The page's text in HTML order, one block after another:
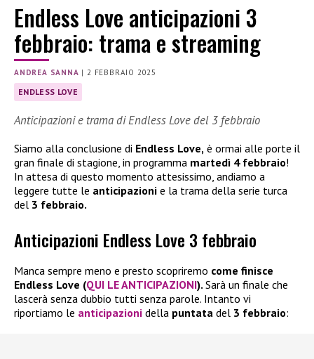
Endless Love anticipazioni 3
febbraio: trama e streaming
ANDREA SANNA | 2 FEBBRAIO 2025
ENDLESS LOVE
Anticipazioni e trama di Endless Love del 3 febbraio
Siamo alla conclusione di Endless Love, è ormai alle porte il
gran finale di stagione, in programma martedì 4 febbraio!
In attesa di questo momento attesissimo, andiamo a
leggere tutte le anticipazioni e la trama della serie turca
del 3 febbraio.
Anticipazioni Endless Love 3 febbraio
Manca sempre meno e presto scopriremo come finisce
Endless Love (QUI LE ANTICIPAZIONI). Sarà un finale che
lascerà senza dubbio tutti senza parole. Intanto vi
riportiamo le anticipazioni della puntata del 3 febbraio: